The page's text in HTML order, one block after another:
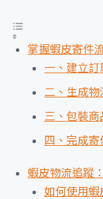
掌握蝦皮寄件
一、建立
二、生成
三、包裝
四、完成
蝦皮物流追蹤
如何使用蝦